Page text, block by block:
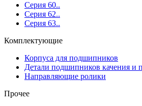
Серия 60..
Серия 62..
Серия 63..
Комплектующие
Корпуса для подшипников
Детали подшипников качения и
Направляющие ролики
Прочее